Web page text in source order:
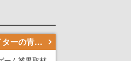
若ゲのいたり〜ゲームクリエイターの青春〜